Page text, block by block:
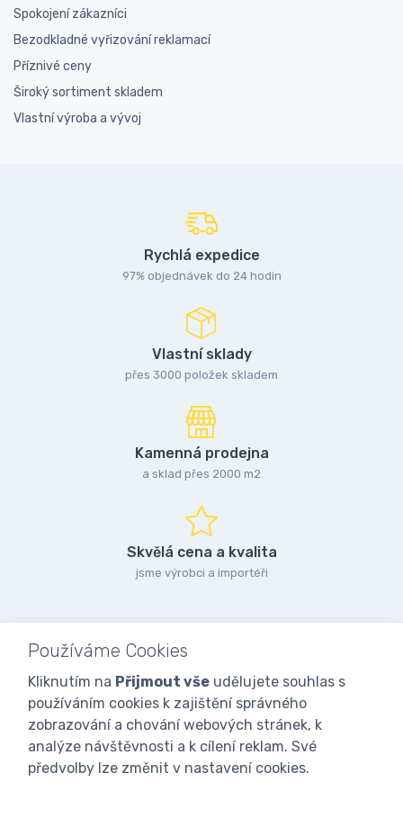
Spokojení zákazníci
Bezodkladné vyřizování reklamací
Příznivé ceny
Široký sortiment skladem
Vlastní výroba a vývoj
Rychlá expedice
97% objednávek do 24 hodin
Vlastní sklady
přes 3000 položek skladem
Kamenná prodejna
a sklad přes 2000 m2
Skvělá cena a kvalita
jsme výrobci a importéři
Používáme Cookies
Kliknutím na Přijmout vše udělujete souhlas s
používáním cookies k zajištění správného
zobrazování a chování webových stránek, k
analýze návštěvnosti a k cílení reklam. Své
předvolby lze změnit v nastavení cookies.